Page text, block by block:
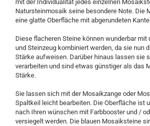
mit der Individualität jedes einzelnen
Natursteinmosaik seine besondere Note. Die
eine glatte Oberfläche mit abgerundeten
Diese flacheren Steine können wunderbar
und Steinzeug kombiniert werden, da sie nun
Stärke aufweisen. Darüber hinaus lassen sie
verarbeiten und sind etwas günstiger als das
Stärke.
Sie lassen sich mit der Mosaikzange oder
Spaltkeil leicht bearbeiten. Die Oberfläche ist
nach Ihren wünschen mit Farbbooster und /
versiegelt werden. Die blauen Mosaiksteine